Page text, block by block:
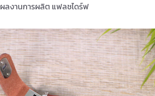
ผลงานการผลิต แฟลชไดร์ฟ